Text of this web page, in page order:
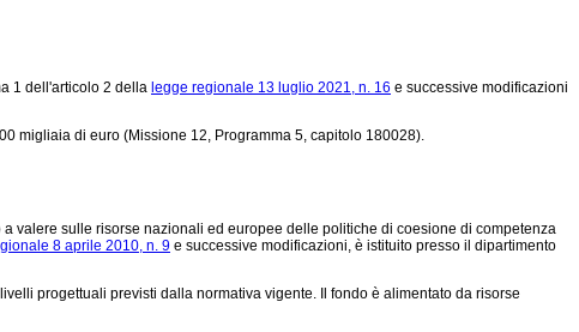
1 dell'articolo 2 della legge regionale 13 luglio 2021, n. 16 e successive modificazioni
migliaia di euro (Missione 12, Programma 5, capitolo 180028).
valere sulle risorse nazionali ed europee delle politiche di coesione di competenza
8 aprile 2010, n. 9 e successive modificazioni, è istituito presso il dipartimento
progettuali previsti dalla normativa vigente. Il fondo è alimentato da risorse